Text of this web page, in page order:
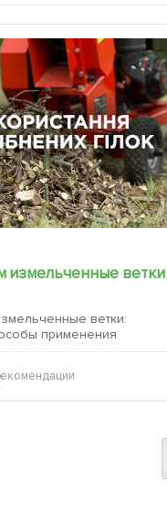
измельченные ветки
ветки:
применения